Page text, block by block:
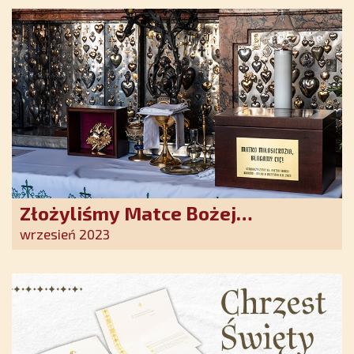
nadziei w XXI wieku
Złożyliśmy Matce Bożej
Ostrobramskiej pozłacane wotum
wrzesień 2023